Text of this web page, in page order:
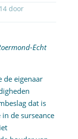
door
Echt
de eigenaar
dat is
de surseance